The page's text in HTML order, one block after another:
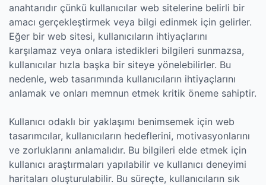
anahtarıdır çünkü kullanıcılar web sitelerine belirli bir
amacı gerçekleştirmek veya bilgi edinmek için gelirler.
Eğer bir web sitesi, kullanıcıların ihtiyaçlarını
karşılamaz veya onlara istedikleri bilgileri sunmazsa,
kullanıcılar hızla başka bir siteye yönelebilirler. Bu
nedenle, web tasarımında kullanıcıların ihtiyaçlarını
anlamak ve onları memnun etmek kritik öneme sahiptir.
Kullanıcı odaklı bir yaklaşımı benimsemek için web
tasarımcılar, kullanıcıların hedeflerini, motivasyonlarını
ve zorluklarını anlamalıdır. Bu bilgileri elde etmek için
kullanıcı araştırmaları yapılabilir ve kullanıcı deneyimi
haritaları oluşturulabilir. Bu süreçte, kullanıcıların sık